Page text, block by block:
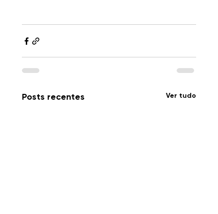
Posts recentes Ver tudo